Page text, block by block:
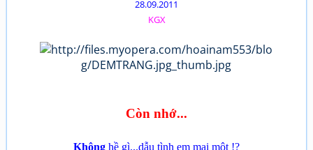
28.09.2011
KGX
Còn nhớ...
Không hề gì...dẫu tình em mai một !?